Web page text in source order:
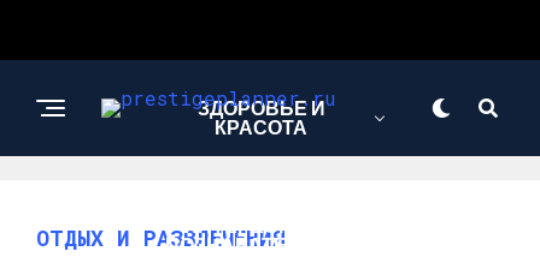
ЗДОРОВЬЕ И
КРАСОТА
ИНТЕРЕСНОЕ И
ПОЗНАВАТЕЛЬНОЕ
ОТДЫХ И РАЗВЛЕЧЕНИЯ